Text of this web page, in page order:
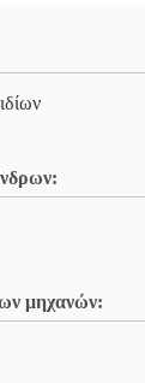
μηχανών: